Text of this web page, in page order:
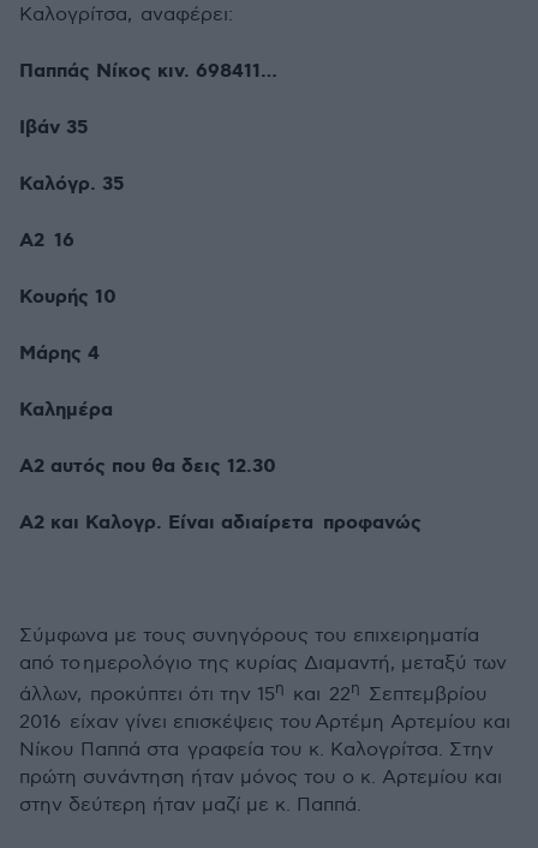
Καλογρίτσα, αναφέρει:
Παππάς Νίκος κιν. 698411…
Ιβάν 35
Καλόγρ. 35
Α2 16
Κουρής 10
Μάρης 4
Καλημέρα
Α2 αυτός που θα δεις 12.30
Α2 και Καλογρ. Είναι αδιαίρετα προφανώς
Σύμφωνα με τους συνηγόρους του επιχειρηματία
από το ημερολόγιο της κυρίας Διαμαντή, μεταξύ των
άλλων, προκύπτει ότι την 15η και 22η Σεπτεμβρίου
2016 είχαν γίνει επισκέψεις του Αρτέμη Αρτεμίου και
Νίκου Παππά στα γραφεία του κ. Καλογρίτσα. Στην
πρώτη συνάντηση ήταν μόνος του ο κ. Αρτεμίου και
στην δεύτερη ήταν μαζί με κ. Παππά.